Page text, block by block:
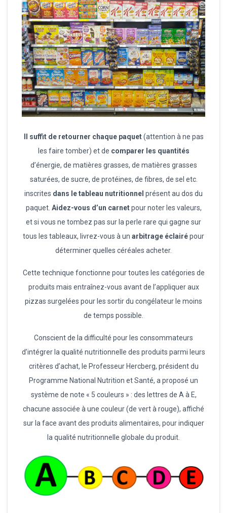
Il suffit de retourner chaque paquet(attention à ne pas
les faire tomber) et de comparer les quantités
d’énergie, de matières grasses, de matières grasses
saturées, de sucre, de protéines, de fibres, de sel etc.
inscrites dans le tableau nutritionnel présent au dos du
paquet. Aidez-vous d’un carnetpour noter les valeurs,
et si vous ne tombez pas sur la perle rare qui gagne sur
tous les tableaux, livrez-vous à un arbitrage éclairépour
déterminer quelles céréales acheter.
Cette technique fonctionne pour toutes les catégories de
produits mais entraînez-vous avant de l’appliquer aux
pizzas surgelées pour les sortir du congélateur le moins
de temps possible.
Conscient de la difficulté pour les consommateurs
d’intégrer la qualité nutritionnelle des produits parmi leurs
critères d’achat, le Professeur Hercberg, président du
Programme National Nutrition et Santé, a proposé un
système de note « 5 couleurs » : des lettres de A à E,
chacune associée à une couleur (de vert à rouge), affiché
sur la face avant des produits alimentaires, pour indiquer
la qualité nutritionnelle globale du produit.